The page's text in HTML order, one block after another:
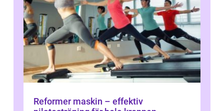
Reformer maskin – effektiv